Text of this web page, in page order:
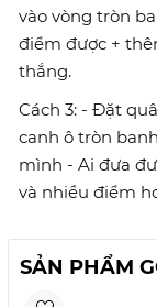
vào vòng tròn
điểm được +
thắng.
Cách 3: - Đặt
canh ô tròn
mình - Ai đưa
và nhiều điểm
SẢN PHẨM